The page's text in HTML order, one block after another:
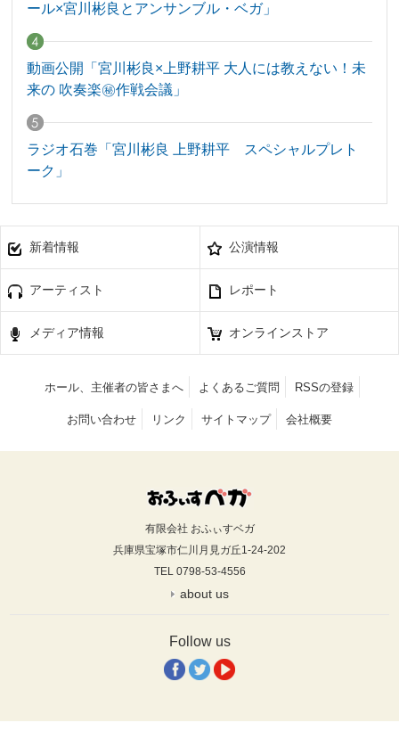
ール×宮川彬良とアンサンブル・ベガ」
動画公開「宮川彬良×上野耕平 大人には教えない！未
来の 吹奏楽㊙作戦会議」
ラジオ石巻「宮川彬良 上野耕平 スペシャルプレト
ーク」
新着情報 公演情報
アーティスト レポート
メディア情報 オンラインストア
ホール、主催者の皆さまへ よくあるご質問 RSSの登録
お問い合わせ リンク サイトマップ 会社概要
有限会社 おふぃすベガ
兵庫県宝塚市仁川月見ガ丘1-24-202
TEL 0798-53-4556
about us
Follow us